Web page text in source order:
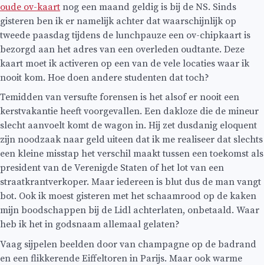
oude ov-kaart nog een maand geldig is bij de NS. Sinds
gisteren ben ik er namelijk achter dat waarschijnlijk op
tweede paasdag tijdens de lunchpauze een ov-chipkaart is
bezorgd aan het adres van een overleden oudtante. Deze
kaart moet ik activeren op een van de vele locaties waar ik
nooit kom. Hoe doen andere studenten dat toch?
Temidden van versufte forensen is het alsof er nooit een
kerstvakantie heeft voorgevallen. Een dakloze die de mineur
slecht aanvoelt komt de wagon in. Hij zet dusdanig eloquent
zijn noodzaak naar geld uiteen dat ik me realiseer dat slechts
een kleine misstap het verschil maakt tussen een toekomst als
president van de Verenigde Staten of het lot van een
straatkrantverkoper. Maar iedereen is blut dus de man vangt
bot. Ook ik moest gisteren met het schaamrood op de kaken
mijn boodschappen bij de Lidl achterlaten, onbetaald. Waar
heb ik het in godsnaam allemaal gelaten?
Vaag sijpelen beelden door van champagne op de badrand
en een flikkerende Eiffeltoren in Parijs. Maar ook warme